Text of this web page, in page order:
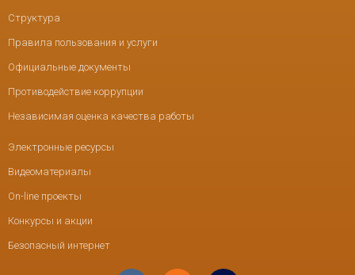
Структура
Правила пользования и услуги
Официальные документы
Противодействие коррупции
Независимая оценка качества работы
Электронные ресурсы
Видеоматериалы
On-line проекты
Конкурсы и акции
Безопасный интернет